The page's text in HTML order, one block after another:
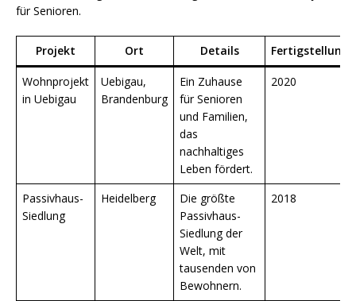
für Senioren.
Projekt Ort Details Fertigstellung
Wohnprojekt
in Uebigau
Uebigau,
Brandenburg
Ein Zuhause
für Senioren
und Familien,
das
nachhaltiges
Leben fördert.
2020
Passivhaus-
Siedlung
Heidelberg
Die größte
Passivhaus-
Siedlung der
Welt, mit
tausenden von
Bewohnern.
2018